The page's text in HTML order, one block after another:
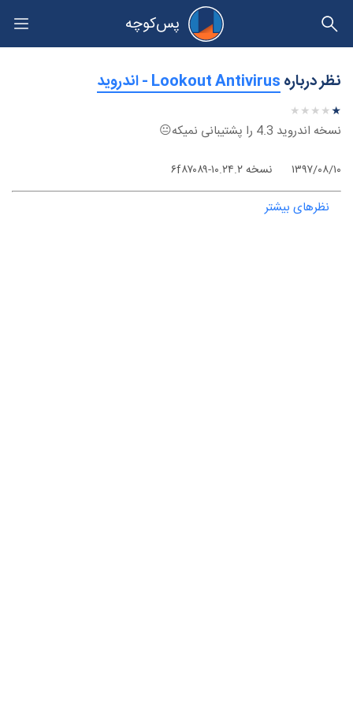
پس‌کوچه
حریم خصوصی
نظر درباره‫Lookout Antivirus - اندروید
★★★★★
★
★
★
★
★
نسخه اندروید 4.3 را پشتیبانی نمیکه😐
۱۳۹۷/۰۸/۱۰ نسخه ۱۰.۲۴.۲-۶f۸۷۰۸۹
نظرهای بیشتر